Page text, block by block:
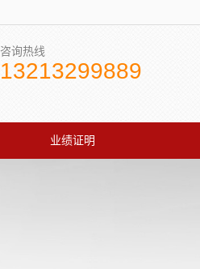
咨询热线
13213299889
业绩证明